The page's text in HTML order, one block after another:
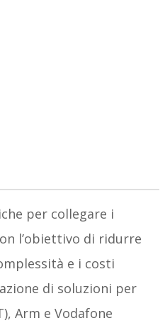
per collegare i
l’obiettivo di ridurre
e i costi
di soluzioni per
Arm e Vodafone